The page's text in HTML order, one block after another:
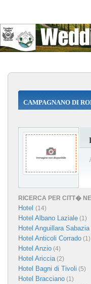
CAMPAGNANO DI
RICERCA PER CITT�
Hotel (14)
Hotel Albano Laziale (1)
Hotel Anguillara Sabazia
Hotel Anticoli Corrado (1)
Hotel Anzio (4)
Hotel Ariccia(2)
Hotel Bagni di Tivoli (5)
Hotel Bracciano (1)